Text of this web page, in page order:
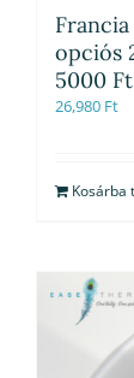
opciós
5000
26,980 Ft
Kosárba